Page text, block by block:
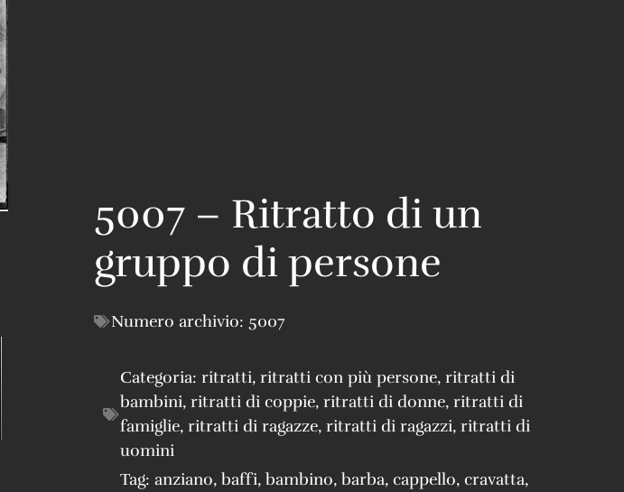
5007 – Ritratto di un
gruppo di persone
Numero archivio: 5007
Categoria: ritratti, ritratti con più persone, ritratti di
bambini, ritratti di coppie, ritratti di donne, ritratti di
famiglie, ritratti di ragazze, ritratti di ragazzi, ritratti di
uomini
Tag: anziano, baffi, bambino, barba, cappello, cravatta,